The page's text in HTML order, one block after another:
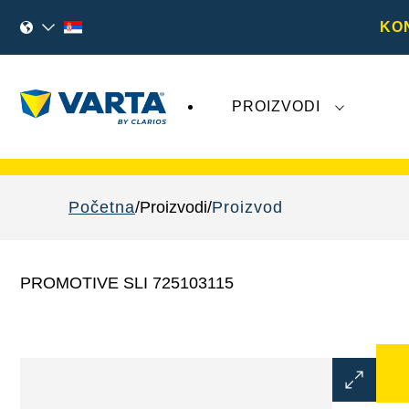
PROIZVODI
Početna Proizvodi Proizvod
PROMOTIVE SLI 725103115
Otvorite
dijalog